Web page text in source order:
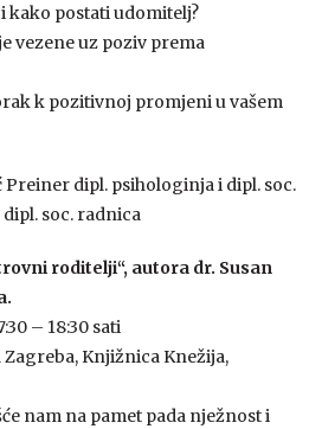
kako postati udomitelj?
vezene uz poziv prema
k pozitivnoj promjeni u vašem
Preiner dipl. psihologinja i dipl. soc.
soc. radnica
roditelji“, autora dr. Susan
– 18:30 sati
Knjižnica Knežija,
nam na pamet pada nježnost i